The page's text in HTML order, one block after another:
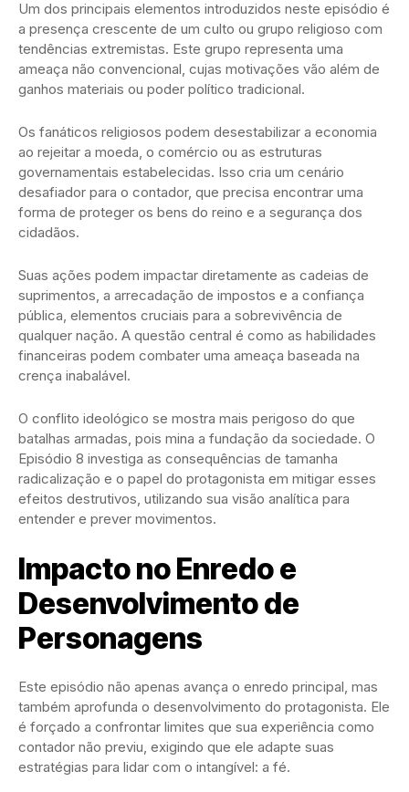
Um dos principais elementos introduzidos neste episódio é
a presença crescente de um culto ou grupo religioso com
tendências extremistas. Este grupo representa uma
ameaça não convencional, cujas motivações vão além de
ganhos materiais ou poder político tradicional.
Os fanáticos religiosos podem desestabilizar a economia
ao rejeitar a moeda, o comércio ou as estruturas
governamentais estabelecidas. Isso cria um cenário
desafiador para o contador, que precisa encontrar uma
forma de proteger os bens do reino e a segurança dos
cidadãos.
Suas ações podem impactar diretamente as cadeias de
suprimentos, a arrecadação de impostos e a confiança
pública, elementos cruciais para a sobrevivência de
qualquer nação. A questão central é como as habilidades
financeiras podem combater uma ameaça baseada na
crença inabalável.
O conflito ideológico se mostra mais perigoso do que
batalhas armadas, pois mina a fundação da sociedade. O
Episódio 8 investiga as consequências de tamanha
radicalização e o papel do protagonista em mitigar esses
efeitos destrutivos, utilizando sua visão analítica para
entender e prever movimentos.
Impacto no Enredo e
Desenvolvimento de
Personagens
Este episódio não apenas avança o enredo principal, mas
também aprofunda o desenvolvimento do protagonista. Ele
é forçado a confrontar limites que sua experiência como
contador não previu, exigindo que ele adapte suas
estratégias para lidar com o intangível: a fé.